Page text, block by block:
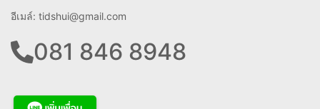
อีเมล์: tidshui@gmail.com
081 846 8948